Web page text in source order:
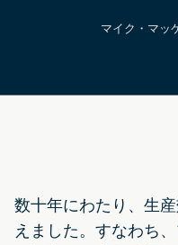
マイク・マッ
数十年にわたり、生
えました。すなわち